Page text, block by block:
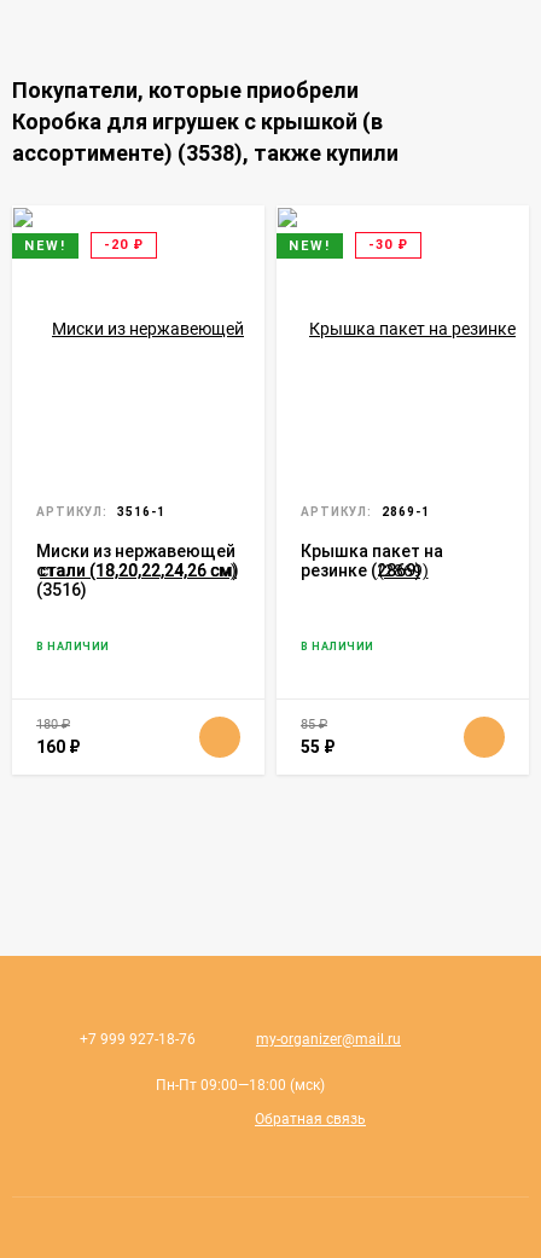
Покупатели, которые приобрели
Коробка для игрушек с крышкой (в
ассортименте) (3538), также купили
NEW! -20 ₽
АРТИКУЛ: 3516-1
Миски из нержавеющей
стали (18,20,22,24,26 см)
(3516)
В НАЛИЧИИ
180₽
160 ₽
NEW! -30 ₽
АРТИКУЛ: 2869-1
Крышка пакет на
резинке (2869)
В НАЛИЧИИ
85₽
55 ₽
+7 999 927-18-76 my-organizer@mail.ru
Пн-Пт 09:00—18:00 (мск)
Обратная связь